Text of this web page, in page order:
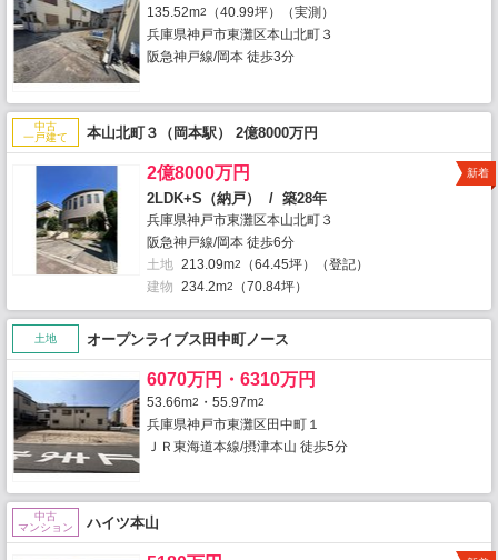
135.52m2
（40.99坪）（実測）
兵庫県神戸市東灘区本山北町３
阪急神戸線/岡本 徒歩3分
中古
一戸建て
本山北町３（岡本駅） 2億8000万円
2億8000万円
2LDK+S（納戸） / 築28年
兵庫県神戸市東灘区本山北町３
阪急神戸線/岡本 徒歩6分
土地 213.09m2
（64.45坪）（登記）
建物 234.2m2 （70.84坪）
新着
土地 オープンライブス田中町ノース
6070万円・6310万円
53.66m2 ・55.97m2
兵庫県神戸市東灘区田中町１
ＪＲ東海道本線/摂津本山 徒歩5分
中古
マンション
ハイツ本山